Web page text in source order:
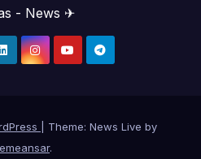
- News ✈
Theme: News Live by
.